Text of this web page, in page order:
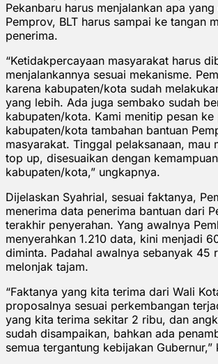
Pekanbaru harus menjalankan apa
Pemprov, BLT harus sampai ke tangan
penerima.
“Ketidakpercayaan masyarakat harus
menjalankannya sesuai mekanisme.
karena kabupaten/kota sudah
yang lebih. Ada juga sembako sudah
kabupaten/kota. Kami menitip pesan ke
kabupaten/kota tambahan bantuan
masyarakat. Tinggal pelaksanaan, mau
top up, disesuaikan dengan kemampuan
kabupaten/kota,” ungkapnya.
Dijelaskan Syahrial, sesuai faktanya,
menerima data penerima bantuan dari
terakhir penyerahan. Yang awalnya
menyerahkan 1.210 data, kini menjadi
diminta. Padahal awalnya sebanyak 45
melonjak tajam.
“Faktanya yang kita terima dari Wali
proposalnya sesuai perkembangan
yang kita terima sekitar 2 ribu, dan
sudah disampaikan, bahkan ada
semua tergantung kebijakan Gubernur,”